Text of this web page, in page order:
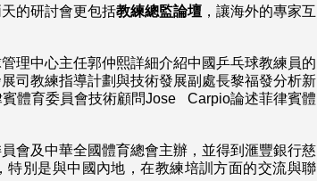
的研討會更包括教練總監論壇 ，讓海外的專家互
理中心主任郭仲熙詳細介紹中國乒乓球教練員的
司教練指導計劃與技術發展副處長黎福發分析新
體育委員會技術顧問Jose Carpio論述菲律賓體
會及中華全國體育總會主辦，並得到滙豐銀行慈
別是與中國內地，在教練培訓方面的交流與聯